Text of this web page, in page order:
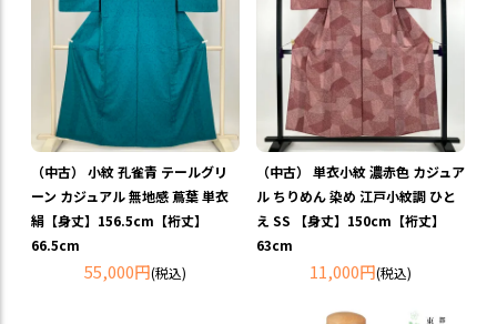
（中古） 小紋 孔雀青 テールグリ
ーン カジュアル 無地感 蔦葉 単衣
絹【身丈】156.5cm【裄丈】
66.5cm
55,000円(税込)
（中古） 単衣小紋 濃赤色 カジュア
ル ちりめん 染め 江戸小紋調 ひと
え SS 【身丈】150cm【裄丈】
63cm
11,000円(税込)